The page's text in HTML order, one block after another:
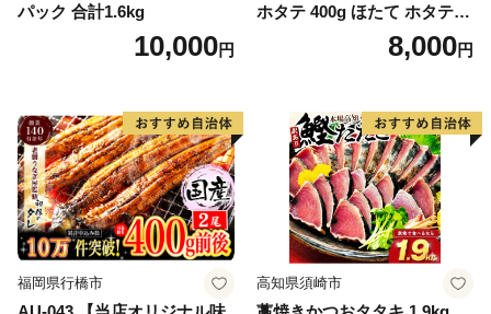
パック 合計1.6kg
10,000円
ホタテ 400g ほたて ホタテ
8,000円
福岡県行橋市 高知県須崎市